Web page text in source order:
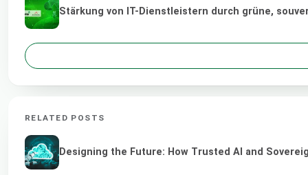
Stärkung von IT-Dienstleistern durch grüne,
RELATED POSTS
Designing the Future: How Trusted AI and